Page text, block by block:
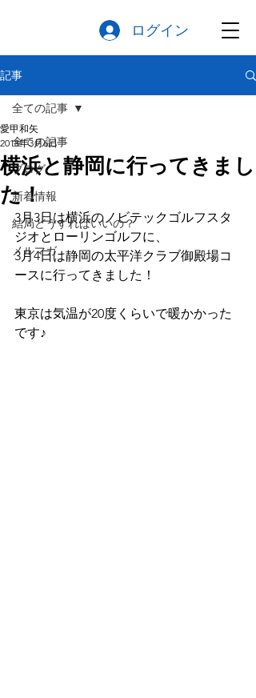
ログイン
記事
全ての記事
ブログ
新着情報
結局どうすればいいの？
メルマガ
全ての記事
横浜と静岡に行ってきまし
た！
愛甲和矢
2018年3月6日
3月3日は横浜のノビテックゴルフスタ
ジオとローリンゴルフに、
3月4日は静岡の太平洋クラブ御殿場コ
ースに行ってきました！
東京は気温が20度くらいで暖かかった
です♪